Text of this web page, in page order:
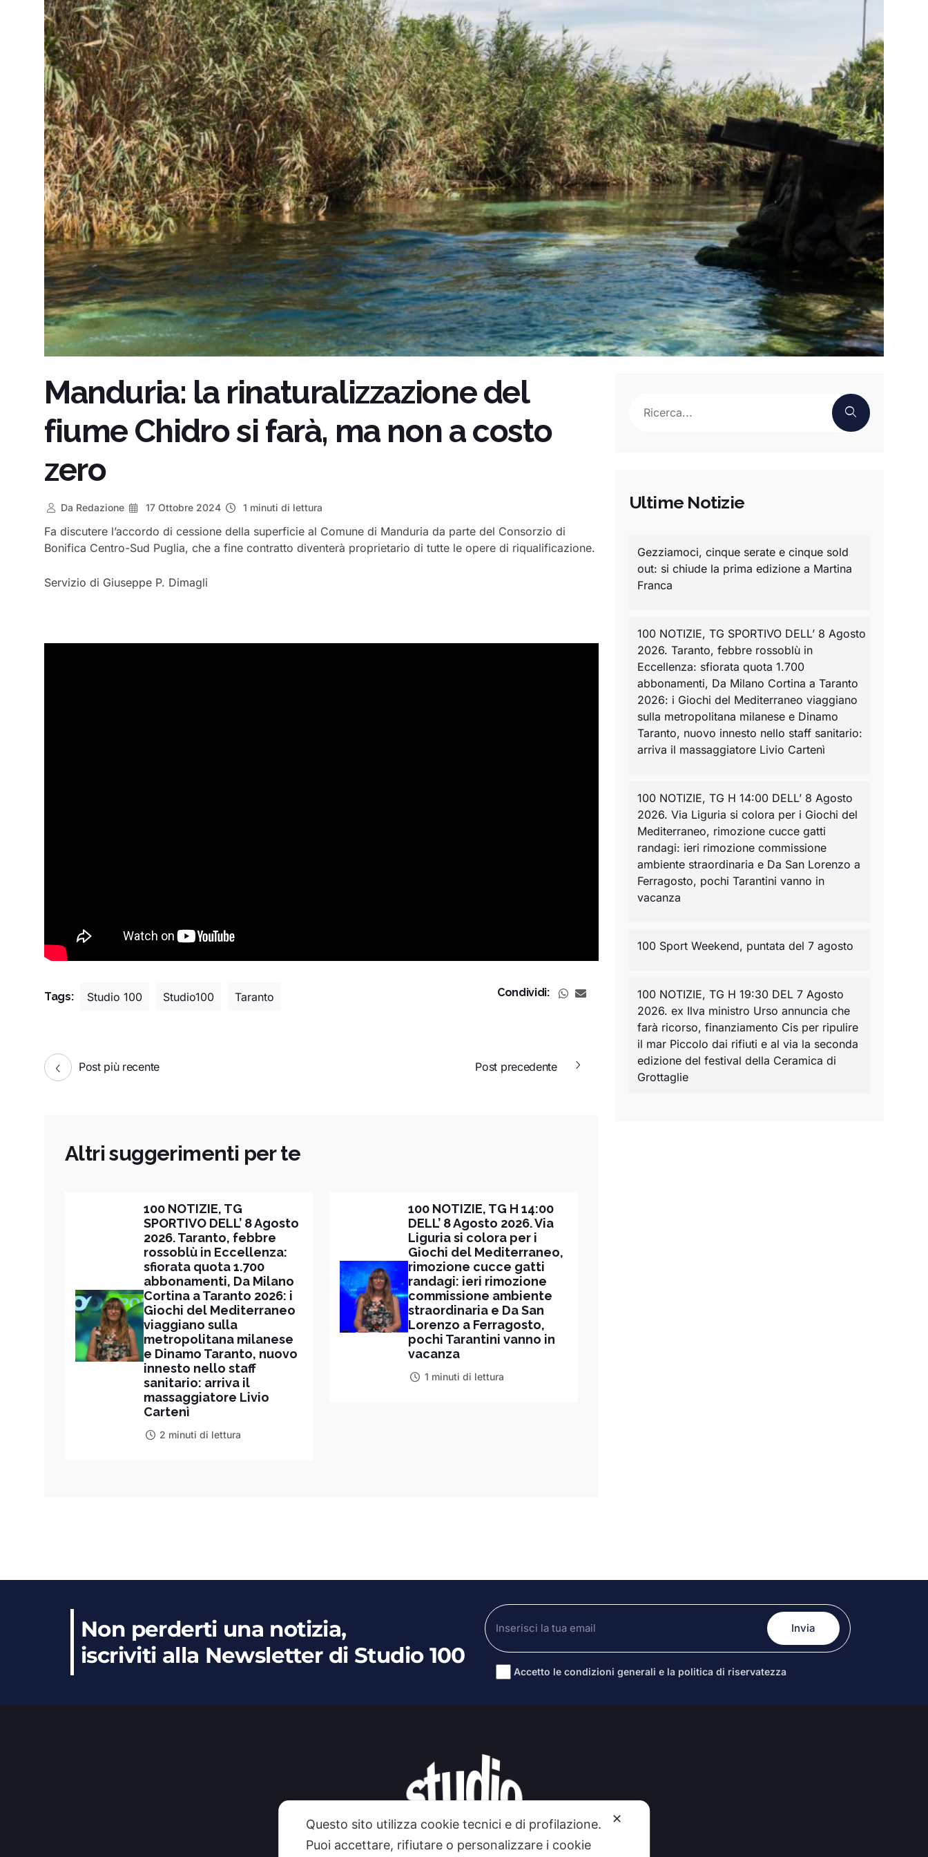
Manduria: la rinaturalizzazione del
fiume Chidro si farà, ma non a costo
zero
Da Redazione 17 Ottobre 2024 1 minuti di lettura
Fa discutere l’accordo di cessione della superficie al Comune di Manduria da parte del Consorzio di
Bonifica Centro-Sud Puglia, che a fine contratto diventerà proprietario di tutte le opere di riqualificazione.
Servizio di Giuseppe P. Dimagli
Tags: Studio 100 Studio100 Taranto Condividi:
Post più recente Post precedente
Altri suggerimenti per te
100 NOTIZIE, TG
SPORTIVO DELL’ 8 Agosto
2026. Taranto, febbre
rossoblù in Eccellenza:
sfiorata quota 1.700
abbonamenti, Da Milano
Cortina a Taranto 2026: i
Giochi del Mediterraneo
viaggiano sulla
metropolitana milanese
e Dinamo Taranto, nuovo
innesto nello staff
sanitario: arriva il
massaggiatore Livio
Cartenì
2 minuti di lettura
100 NOTIZIE, TG H 14:00
DELL’ 8 Agosto 2026. Via
Liguria si colora per i
Giochi del Mediterraneo,
rimozione cucce gatti
randagi: ieri rimozione
commissione ambiente
straordinaria e Da San
Lorenzo a Ferragosto,
pochi Tarantini vanno in
vacanza
1 minuti di lettura
Ultime Notizie
Gezziamoci, cinque serate e cinque sold
out: si chiude la prima edizione a Martina
Franca
100 NOTIZIE, TG SPORTIVO DELL’ 8 Agosto
2026. Taranto, febbre rossoblù in
Eccellenza: sfiorata quota 1.700
abbonamenti, Da Milano Cortina a Taranto
2026: i Giochi del Mediterraneo viaggiano
sulla metropolitana milanese e Dinamo
Taranto, nuovo innesto nello staff sanitario:
arriva il massaggiatore Livio Cartenì
100 NOTIZIE, TG H 14:00 DELL’ 8 Agosto
2026. Via Liguria si colora per i Giochi del
Mediterraneo, rimozione cucce gatti
randagi: ieri rimozione commissione
ambiente straordinaria e Da San Lorenzo a
Ferragosto, pochi Tarantini vanno in
vacanza
100 Sport Weekend, puntata del 7 agosto
100 NOTIZIE, TG H 19:30 DEL 7 Agosto
2026. ex Ilva ministro Urso annuncia che
farà ricorso, finanziamento Cis per ripulire
il mar Piccolo dai rifiuti e al via la seconda
edizione del festival della Ceramica di
Grottaglie
Non perderti una notizia,
iscriviti alla Newsletter di Studio 100
Accetto le condizioni generali e la politica di riservatezza
✕
Questo sito utilizza cookie tecnici e di profilazione.
Puoi accettare, rifiutare o personalizzare i cookie